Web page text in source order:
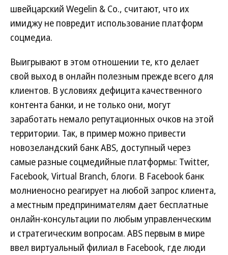
швейцарский Wegelin & Co., считают, что их
имиджу не повредит использование платформ
соцмедиа.
Выигрывают в этом отношении те, кто делает
свой выход в онлайн полезным прежде всего для
клиентов. В условиях дефицита качественного
контента банки, и не только они, могут
заработать немало репутационных очков на этой
территории. Так, в пример можно привести
новозеландский банк ABS, доступный через
самые разные соцмедийные платформы: Twitter,
Facebook, Virtual Branch, блоги. В Facebook банк
молниеносно реагирует на любой запрос клиента,
а местным предпринимателям дает бесплатные
онлайн-консультации по любым управленческим
и стратегическим вопросам. ABS первым в мире
ввел виртуальный филиал в Facebook, где люди